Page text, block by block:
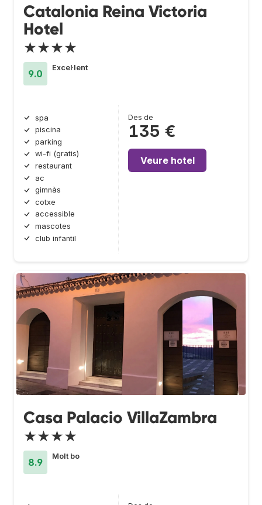
Catalonia Reina Victoria
Hotel
★★★★
9.0
Excel·lent
spa
piscina
parking
wi-fi (gratis)
restaurant
ac
gimnàs
cotxe
accessible
mascotes
club infantil
Des de
135 €
Veure hotel
Casa Palacio VillaZambra
★★★★
8.9
Molt bo